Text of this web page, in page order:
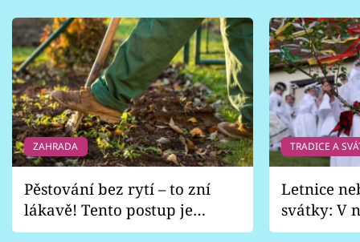
ZAHRADA
Pěstování bez rytí – to zní
lákavě! Tento postup je
vhodný jen pro některé
TRADICE A
Letnice
svátky: V
pondělí